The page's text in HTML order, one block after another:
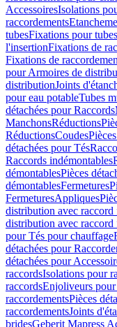
AccessoiresIsolations
raccordements
tubesFixations pour tubes
l'insertionFixations de
Fixations de
pour Armoires de
distributionJoints
pour eau potableTubes
détachées pour Raccords
ManchonsRéductions
RéductionsCoudes
détachées pour Tés
Raccords indémontables
démontablesPièces
démontablesFermetures
FermeturesAppliques
distribution avec raccord
distribution avec raccord
pour Tés pour chauffage
détachées pour
détachées pour
raccordsIsolations pour
raccordsEnjoliveurs pour
raccordementsPièces
raccordementsJoints
bridesGeberit Mapress